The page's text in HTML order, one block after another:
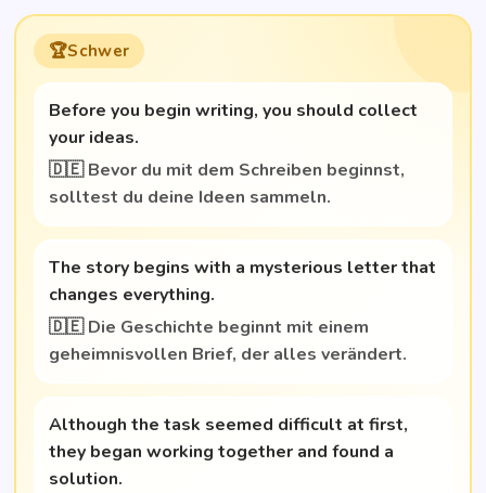
Schwer
Befo­re you begin wri­ting, you should coll­ect
your ideas.
🇩🇪 Bevor du mit dem Schrei­ben beginnst,
soll­test du dei­ne Ideen sammeln.
The sto­ry beg­ins with a mys­te­rious let­ter that
chan­ges everything.
🇩🇪 Die Geschich­te beginnt mit einem
geheim­nis­vol­len Brief, der alles verändert.
Alt­hough the task see­med dif­fi­cult at first,
they began working tog­e­ther and found a
solution.